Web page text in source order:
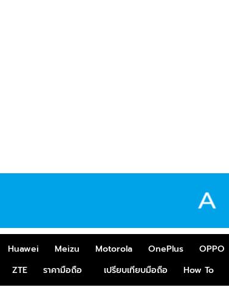
Huawei Meizu Motorola OnePlus OPPO
ZTE ราคามือถือ เปรียบเทียบมือถือ How To